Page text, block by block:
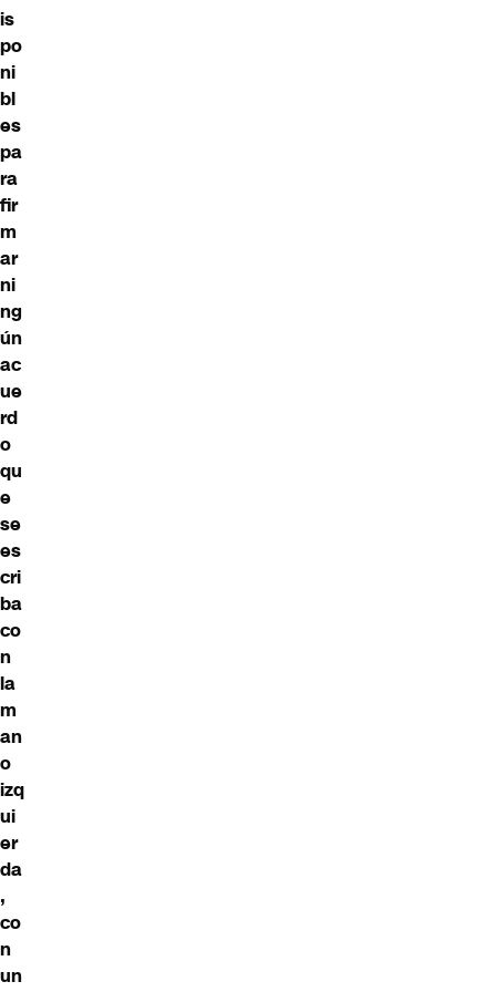
is
po
ni
bl
es
pa
ra
fir
m
ar
ni
ng
ún
ac
ue
rd
o
qu
e
se
es
cri
ba
co
n
la
m
an
o
izq
ui
er
da
,
co
n
un